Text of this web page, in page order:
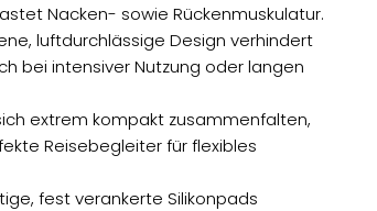
Nacken- sowie Rückenmuskulatur.
luftdurchlässige Design verhindert
bei intensiver Nutzung oder langen
sich extrem kompakt zusammenfalten,
Reisebegleiter für flexibles
fest verankerte Silikonpads